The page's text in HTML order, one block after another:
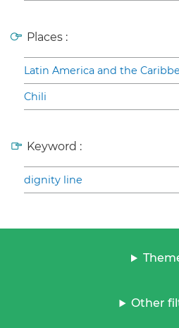
Places :
Latin America and the
Chili
Keyword :
dignity line
Other